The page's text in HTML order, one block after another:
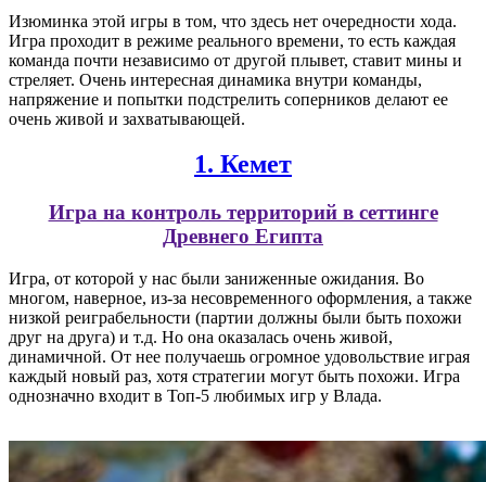
Изюминка этой игры в том, что здесь нет очередности хода.
Игра проходит в режиме реального времени, то есть каждая
команда почти независимо от другой плывет, ставит мины и
стреляет. Очень интересная динамика внутри команды,
напряжение и попытки подстрелить соперников делают ее
очень живой и захватывающей.
1. Кемет
Игра на контроль территорий в сеттинге
Древнего Египта
Игра, от которой у нас были заниженные ожидания. Во
многом, наверное, из-за несовременного оформления, а также
низкой реиграбельности (партии должны были быть похожи
друг на друга) и т.д. Но она оказалась очень живой,
динамичной. От нее получаешь огромное удовольствие играя
каждый новый раз, хотя стратегии могут быть похожи. Игра
однозначно входит в Топ-5 любимых игр у Влада.